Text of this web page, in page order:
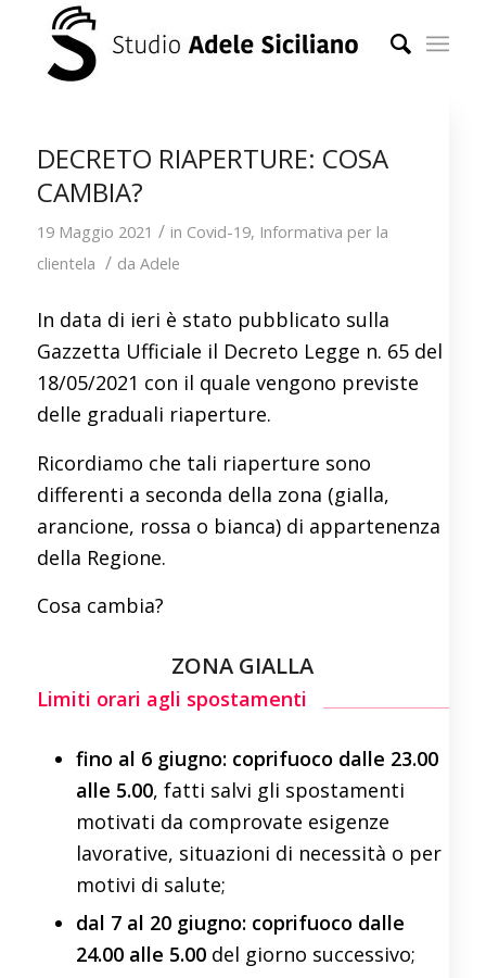
DECRETO RIAPERTURE: COSA
CAMBIA?
19 Maggio 2021 / in Covid-19, Informativa per la
clientela / da Adele
In data di ieri è stato pubblicato sulla
Gazzetta Ufficiale il Decreto Legge n. 65 del
18/05/2021 con il quale vengono previste
delle graduali riaperture.
Ricordiamo che tali riaperture sono
differenti a seconda della zona (gialla,
arancione, rossa o bianca) di appartenenza
della Regione.
Cosa cambia?
ZONA GIALLA
Limiti orari agli spostamenti
fino al 6 giugno: coprifuoco dalle 23.00
alle 5.00, fatti salvi gli spostamenti
motivati da comprovate esigenze
lavorative, situazioni di necessità o per
motivi di salute;
dal 7 al 20 giugno: coprifuoco dalle
24.00 alle 5.00del giorno successivo;